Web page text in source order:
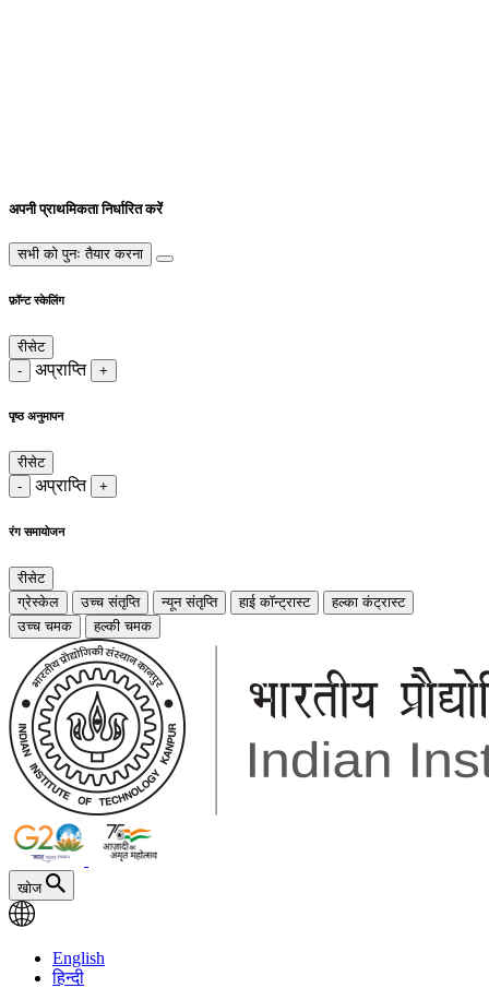
अपनी प्राथमिकता निर्धारित करें
सभी को पुनः तैयार करना
फ़ॉन्ट स्केलिंग
रीसेट
-
अप्राप्ति +
पृष्ठ अनुमापन
रीसेट
-
अप्राप्ति +
रंग समायोजन
रीसेट
ग्रेस्केल
उच्च संतृप्ति न्यून संतृप्ति हाई कॉन्ट्रास्ट
हल्का कंट्रास्ट
उच्च चमक
हल्की चमक
खोज
English
हिन्दी